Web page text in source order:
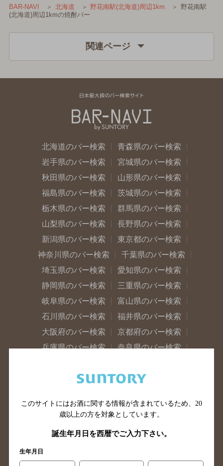
BAR-NAVI 北海道 野花南駅(北海道)周辺1km
野花南駅
(北海道)周辺1kmの焼酎バー
関連ページ
北海道のバー検索
青森県のバー検索
岩手県のバー検索
宮城県のバー検索
秋田県のバー検索
山形県のバー検索
福島県のバー検索
茨城県のバー検索
栃木県のバー検索
群馬県のバー検索
山梨県のバー検索
長野県のバー検索
新潟県のバー検索
東京都のバー検索
神奈川県のバー検索
千葉県のバー検索
埼玉県のバー検索
愛知県のバー検索
静岡県のバー検索
三重県のバー検索
岐阜県のバー検索
富山県のバー検索
石川県のバー検索
福井県のバー検索
大阪府のバー検索
京都府のバー検索
兵庫県のバー検索
奈良県のバー検索
広島県のバー検索
岡山県のバー検索
島根県のバー検索
徳島県のバー検索
高知県のバー検索
福岡県のバー検索
長崎県のバー検索
このサイトにはお酒に関する情報が含まれているため、 20
歳以上の方を対象としています。
誕生年月日を西暦でご入力下さい。
生年月日